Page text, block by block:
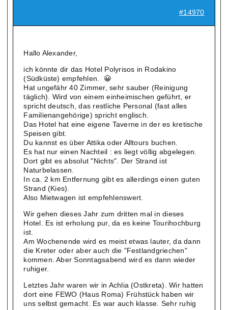
#14970
Hallo Alexander,
ich könnte dir das Hotel Polyrisos in Rodakino
(Südküste) empfehlen. 😀
Hat ungefähr 40 Zimmer, sehr sauber (Reinigung
täglich). Wird von einem einheimischen geführt, er
spricht deutsch, das restliche Personal (fast alles
Familienangehörige) spricht englisch.
Das Hotel hat eine eigene Taverne in der es kretische
Speisen gibt.
Du kannst es über Attika oder Alltours buchen.
Es hat nur einen Nachteil : es liegt völlig abgelegen.
Dort gibt es absolut "Nichts". Der Strand ist
Naturbelassen.
In ca. 2 km Entfernung gibt es allerdings einen guten
Strand (Kies).
Also Mietwagen ist empfehlenswert.
Wir gehen dieses Jahr zum dritten mal in dieses
Hotel. Es ist erholung pur, da es keine Tourihochburg
ist.
Am Wochenende wird es meist etwas lauter, da dann
die Kreter oder aber auch die "Festlandgriechen"
kommen. Aber Sonntagsabend wird es dann wieder
ruhiger.
Letztes Jahr waren wir in Achlia (Ostkreta). Wir hatten
dort eine FEWO (Haus Roma) Frühstück haben wir
uns selbst gemacht. Es war auch klasse. Sehr ruhig